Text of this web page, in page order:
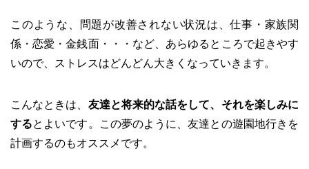
このような、問題が改善されない状況は、仕事・家族関
係・恋愛・金銭面・・・など、あらゆるところで起きやす
いので、ストレスはどんどん大きくなっていきます。
こんなときは、 友達と将来的な話をして、それを楽しみに
するとよいです。この夢のように、友達との遊園地行きを
計画するのもオススメです。